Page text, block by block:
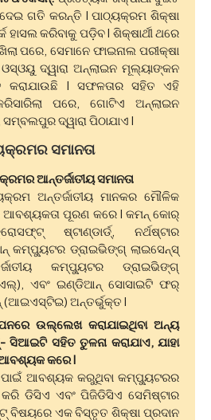
ଗତି କରନ୍ତି I ପାଠ୍ୟକ୍ରମ ଶିକ୍ଷା
ହାସଲ କରିବାକୁ ପଡ଼ିବ I ଶିକ୍ଷାର୍ଥୀ ଥରେ
ପରେ, ସେମାନେ ଫାଇନାଲ ପରୀକ୍ଷା
ଓସ୍᠎᠎᠎ଓୟୁ ଦ୍ୱାରା ଅନ୍᠎᠎᠎ଲାଇନ ମୂଲ୍ୟାଙ୍କନ
କରାଯାଉଛି I ସଫଳତାର ସହିତ ଏହି
ପରେ, ଗୋଟିଏ ଅନ୍᠎᠎ଲାଇନ
ଦ୍ୱାରା ପିଠାଯାଏ I
ସମାନତା
ଆନ୍ତର୍ଜାତୀୟ ସମାନତା
ଅନ୍ତର୍ଜାତୀୟ ମାନକର ମୌଳିକ
ପୂରଣ କରେ I କମନ୍ କୋର୍
ଷ୍ଟାଣ୍ଡାର୍ଡ୍, ନର୍ଥଷ୍ଟାର
କମ୍ପ୍ୟୁଟର ଡ୍ରାଇଭିଙ୍ଗ୍ ଲାଇସେନ୍ସ୍
କମ୍ପ୍ୟୁଟର ଡ୍ରାଇଭିଙ୍ଗ୍
ଏବଂ ଇଣ୍ଡିଆନ୍ ସୋସାଇଟି ଫର୍
(ଆଇଏସ୍᠎᠎ଟିଇ) ଅନ୍ତର୍ଭୁକ୍ତ I
ଉଲ୍ଲେଖ କରାଯାଇଥିବା ଅନ୍ୟ
ସହିତ ତୁଳନା କରାଯାଏ, ଯାହା
କରେ I
ଆବଶ୍ୟକ କରୁଥିବା କମ୍ପ୍ୟୁଟରର
କରି ଡିସିଏ ଏବଂ ପିଜିଡିସିଏ ସେମିଷ୍ଟାର
ବିଷୟରେ ଏକ ବିସ୍ତୃତ ଶିକ୍ଷା ପ୍ରଦାନ